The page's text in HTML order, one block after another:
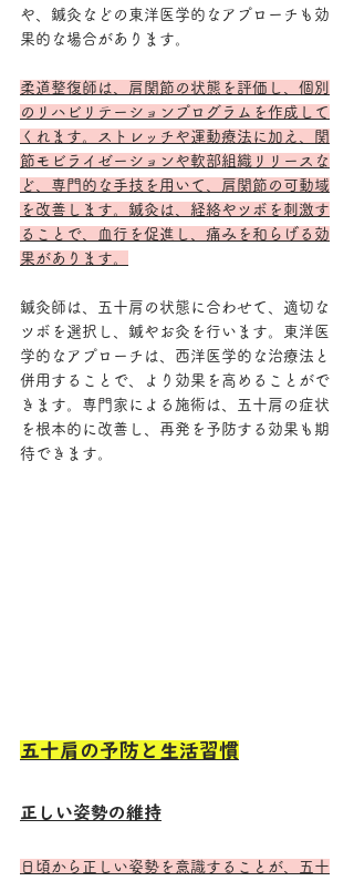
や、鍼灸などの東洋医学的なアプローチも効
果的な場合があります。
柔道整復師は、肩関節の状態を評価し、個別
のリハビリテーションプログラムを作成して
くれます。ストレッチや運動療法に加え、関
節モビライゼーションや軟部組織リリースな
ど、専門的な手技を用いて、肩関節の可動域
を改善します。鍼灸は、経絡やツボを刺激す
ることで、血行を促進し、痛みを和らげる効
果があります。
鍼灸師は、五十肩の状態に合わせて、適切な
ツボを選択し、鍼やお灸を行います。東洋医
学的なアプローチは、西洋医学的な治療法と
併用することで、より効果を高めることがで
きます。専門家による施術は、五十肩の症状
を根本的に改善し、再発を予防する効果も期
待できます。
五十肩の予防と生活習慣
正しい姿勢の維持
日頃から正しい姿勢を意識することが、五十